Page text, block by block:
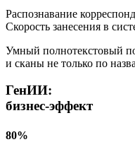
Распознавание
Скорость занесения в
Умный полнотекстовый
и сканы не только по
ГенИИ:
бизнес-эффект
80%